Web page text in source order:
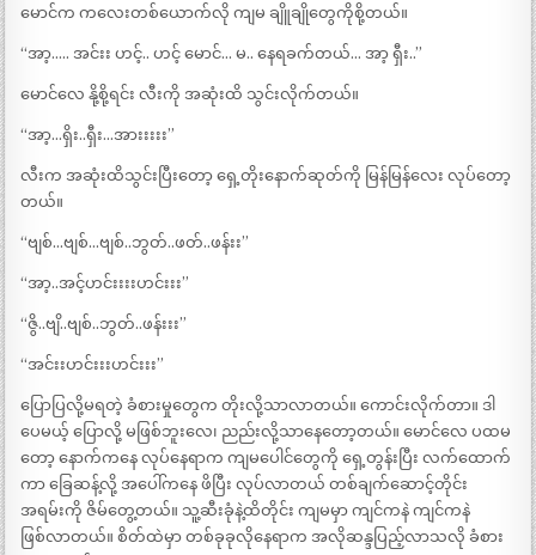
မောင်က ကလေးတစ်ယောက်လို ကျမ ချိူချိုတွေကိုစို့တယ်။
“အာ့….. အင်းး ဟင့်.. ဟင့် မောင်… မ.. နေရခက်တယ်… အာ့ ရှီး..”
မောင်လေ နို့စို့ရင်း လီးကို အဆုံးထိ သွင်းလိုက်တယ်။
“အာ့…ရှိး..ရှီး…အားးးးး”
လီးက အဆုံးထိသွင်းပြီးတော့ ရှေ့တိုးနောက်ဆုတ်ကို မြန်မြန်လေး လုပ်တော့
တယ်။
“ဗျစ်…ဗျစ်…ဗျစ်..ဘွတ်..ဖတ်..ဖန်းး”
“အာ့..အင့်ဟင်းးးးဟင်းးး”
“ဇွိ..ဗျိ..ဗျစ်..ဘွတ်..ဖန်းးး”
“အင်းးဟင်းးးဟင်းးး”
ပြောပြလို့မရတဲ့ ခံစားမှုတွေက တိုးလို့သာလာတယ်။ ကောင်းလိုက်တာ။ ဒါ
ပေမယ့် ပြောလို့ မဖြစ်ဘူးလေ၊ ညည်းလို့သာနေတော့တယ်။ မောင်လေ ပထမ
တော့ နောက်ကနေ လုပ်နေရာက ကျမပေါင်တွေကို ရှေ့တွန်းပြီး လက်ထောက်
ကာ ခြေဆန့်လို့ အပေါ်ကနေ ဖိပြီး လုပ်လာတယ် တစ်ချက်ဆောင့်တိုင်း
အရမ်းကို ဇိမ်တွေ့တယ်။ သူ့ဆီးခုံနဲ့ထိတိုင်း ကျမမှာ ကျင်ကနဲ ကျင်ကနဲ
ဖြစ်လာတယ်။ စိတ်ထဲမှာ တစ်ခုခုလိုနေရာက အလိုဆန္ဒပြည့်လာသလို ခံစား